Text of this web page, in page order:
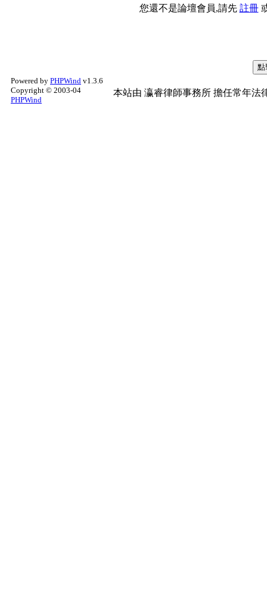
您還不是論壇會員,請先 註冊
Powered by PHPWind v1.3.6
Copyright © 2003-04
PHPWind
本站由 瀛睿律師事務所 擔任常年法